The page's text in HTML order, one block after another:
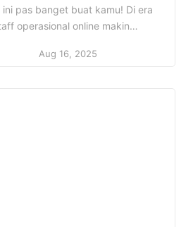
ini pas banget buat kamu! Di era
operasional online makin
di Kendari dan
Aug 16, 2025